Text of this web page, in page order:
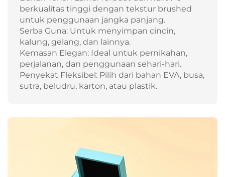
berkualitas tinggi dengan tekstur brushed
untuk penggunaan jangka panjang.
Serba Guna: Untuk menyimpan cincin,
kalung, gelang, dan lainnya.
Kemasan Elegan: Ideal untuk pernikahan,
perjalanan, dan penggunaan sehari-hari.
Penyekat Fleksibel: Pilih dari bahan EVA, busa,
sutra, beludru, karton, atau plastik.